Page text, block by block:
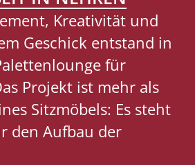
C
H
E
N
S
P
Kreativität und
Geschick entstand in
für
Projekt ist mehr als
Sitzmöbels: Es steht
den Aufbau der